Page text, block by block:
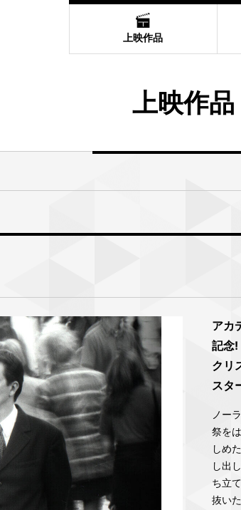
上映作品
上映作品
アカ
記念!
クリ
スタ
ノー
祭を
しめ
し出
ち立
抜い